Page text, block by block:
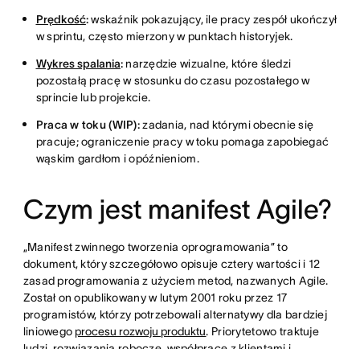
Prędkość:wskaźnik pokazujący, ile pracy zespół ukończył
w sprintu, często mierzony w punktach historyjek.
Wykres spalania:narzędzie wizualne, które śledzi
pozostałą pracę w stosunku do czasu pozostałego w
sprincie lub projekcie.
Praca w toku (WIP):zadania, nad którymi obecnie się
pracuje; ograniczenie pracy w toku pomaga zapobiegać
wąskim gardłom i opóźnieniom.
Czym jest manifest Agile?
„Manifest zwinnego tworzenia oprogramowania” to
dokument, który szczegółowo opisuje cztery wartości i 12
zasad programowania z użyciem metod, nazwanych Agile.
Został on opublikowany w lutym 2001 roku przez 17
programistów, którzy potrzebowali alternatywy dla bardziej
liniowegoprocesu rozwoju produktu. Priorytetowo traktuje